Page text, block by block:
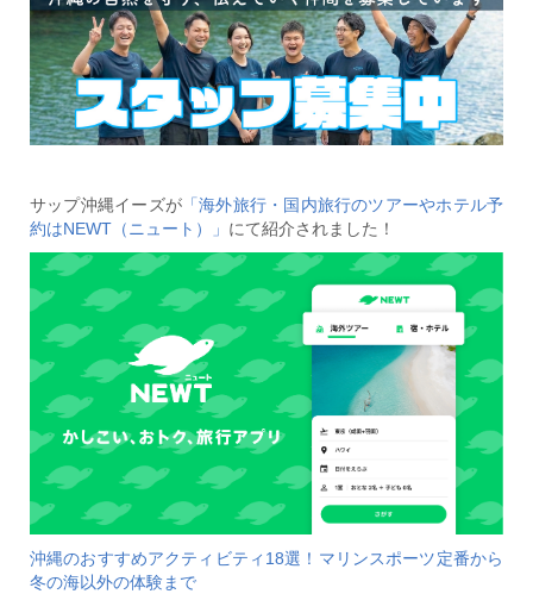
サップ沖縄イーズが 「海外旅行・国内旅行のツアーやホテル予
約はNEWT（ニュート）」 にて紹介されました！
沖縄のおすすめアクティビティ18選！マリンスポーツ定番から
冬の海以外の体験まで